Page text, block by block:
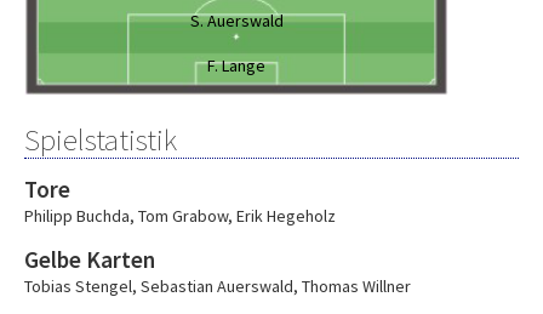
S. Auerswald
F. Lange
Spielstatistik
Tore
Philipp Buchda, Tom Grabow, Erik Hegeholz
Gelbe Karten
Tobias Stengel, Sebastian Auerswald, Thomas Willner